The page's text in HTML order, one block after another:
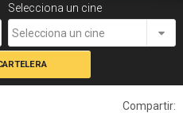
Selecciona un cine
Selecciona un cine
Compartir: